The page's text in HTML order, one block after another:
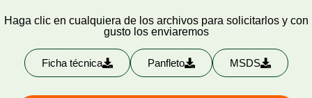
Haga clic en cualquiera de los archivos para solicitarlos y con
gusto los enviaremos
Ficha técnica Panfleto MSDS